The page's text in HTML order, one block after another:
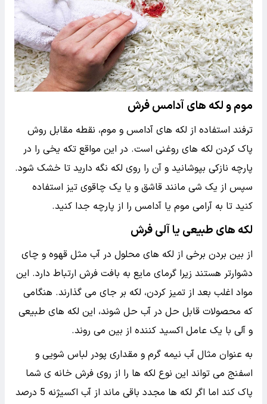
موم و لکه های آدامس فرش
ترفند استفاده از لکه های آدامس و موم، نقطه مقابل روش
پاک کردن لکه های روغنی است. در این مواقع تکه یخی را در
پارچه نازکی بپوشانید و آن را روی لکه نگه دارید تا خشک شود.
سپس از یک شی مانند قاشق و یا یک چاقوی تیز استفاده
کنید تا به آرامی موم یا آدامس را از پارچه جدا کنید.
لکه های طبیعی یا آلی فرش
از بین بردن برخی از لکه های محلول در آب مثل قهوه و چای
دشوارتر هستند زیرا گرمای مایع به بافت فرش ارتباط دارد. این
مواد اغلب بعد از تمیز کردن، لکه بر جای می گذارند. هنگامی
که محصولات قابل حل در آب حل شوند، این لکه های طبیعی
و آلی با یک عامل اکسید کننده از بین می روند.
به عنوان مثال آب نیمه گرم و مقداری پودر لباس شویی و
اسفنج می تواند این نوع لکه ها را از روی فرش خانه ی شما
پاک کند اما اگر لکه ها مجدد باقی ماند از آب اکسیژنه 5 درصد